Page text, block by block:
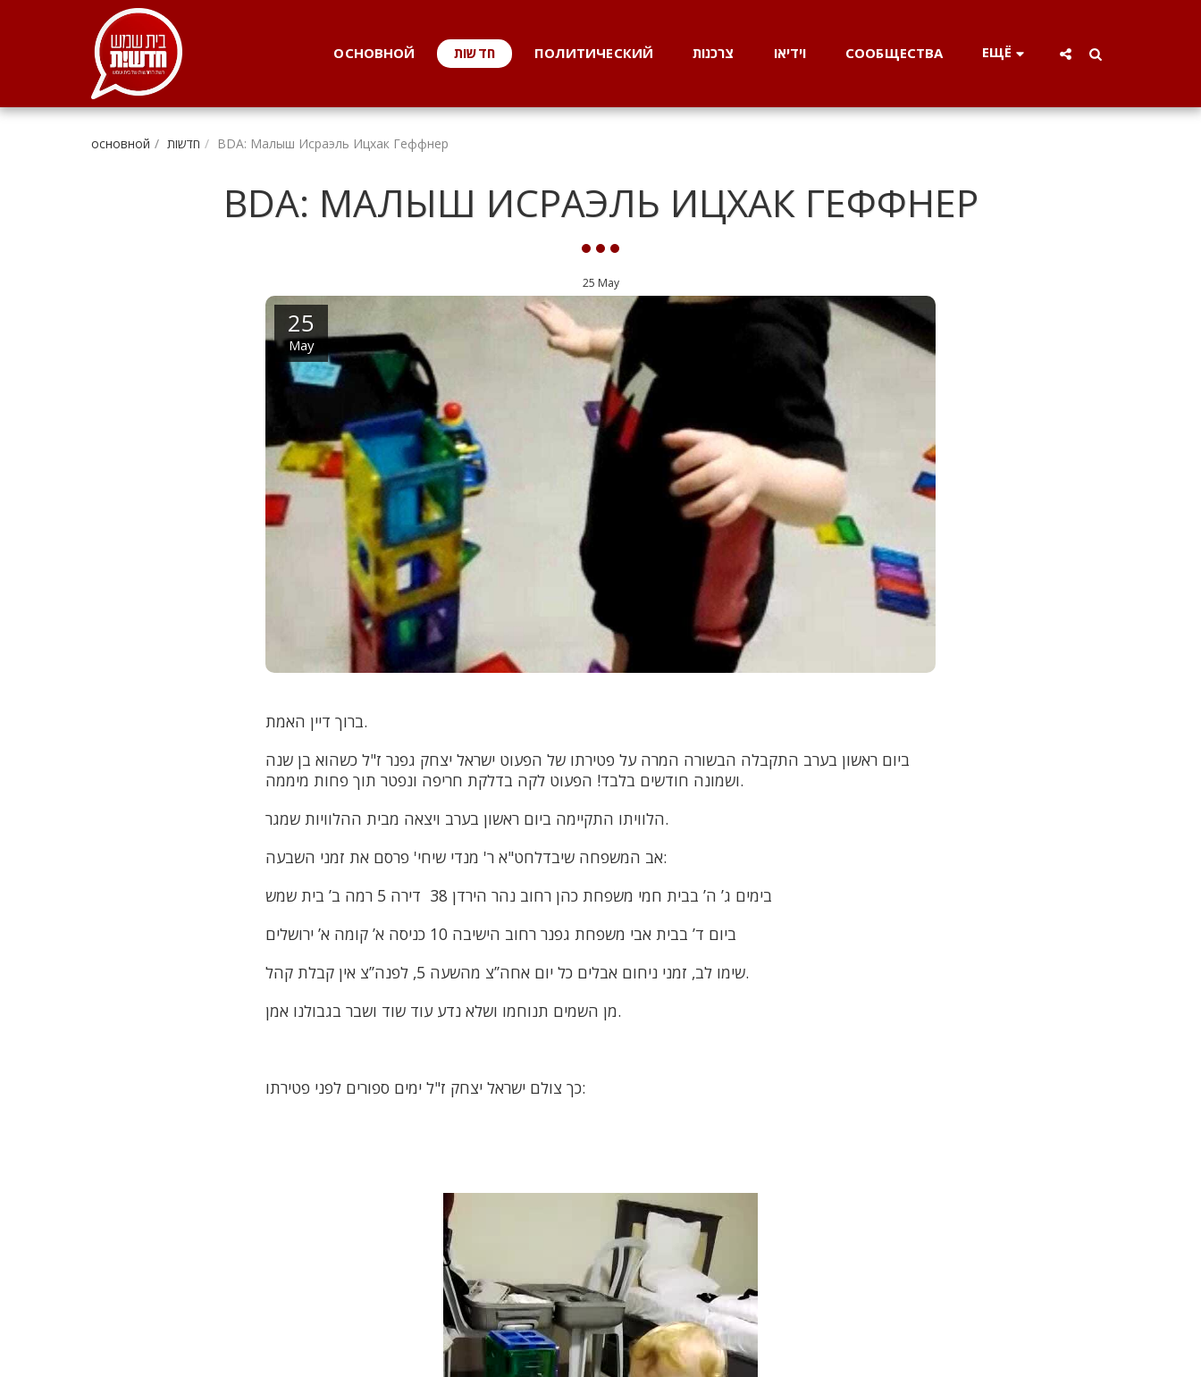
ОСНОВНОЙ חדשות ПОЛИТИЧЕСКИЙ צרכנות וידיאו СООБЩЕСТВА ЕЩЁ
основной חדשות BDA: Малыш Исраэль Ицхак Геффнер
BDA: МАЛЫШ ИСРАЭЛЬ ИЦХАК ГЕФФНЕР
25 May
25
May
ברוך דיין האמת.
ביום ראשון בערב התקבלה הבשורה המרה על פטירתו של הפעוט ישראל יצחק גפנר ז"ל כשהוא בן שנה
ושמונה חודשים בלבד! הפעוט לקה בדלקת חריפה ונפטר תוך פחות מיממה.
הלוויתו התקיימה ביום ראשון בערב ויצאה מבית ההלוויות שמגר.
אב המשפחה שיבדלחט"א ר' מנדי שיחי' פרסם את זמני השבעה:
בימים ג’ ה’ בבית חמי משפחת כהן רחוב נהר הירדן 38 דירה 5 רמה ב’ בית שמש
ביום ד’ בבית אבי משפחת גפנר רחוב הישיבה 10 כניסה א’ קומה א’ ירושלים
שימו לב, זמני ניחום אבלים כל יום אחה’’צ מהשעה 5, לפנה’’צ אין קבלת קהל.
מן השמים תנוחמו ושלא נדע עוד שוד ושבר בגבולנו אמן.
כך צולם ישראל יצחק ז"ל ימים ספורים לפני פטירתו: